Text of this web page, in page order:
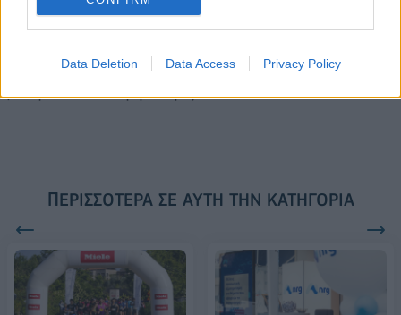
Data Deletion Data Access Privacy Policy
βιωσιμότητα σε καθημερινή πράξη
ΠΕΡΙΣΣΌΤΕΡΑ ΣΕ ΑΥΤΉ ΤΗΝ ΚΑΤΗΓΟΡΊΑ